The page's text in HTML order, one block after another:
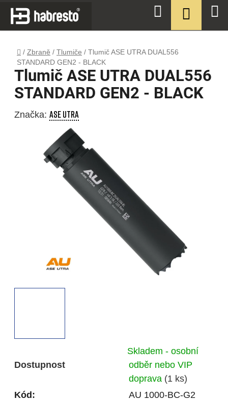
Přejít
obsah
Domů
/ Zbraně / Tlumiče / Tlumič ASE UTRA DUAL556
STANDARD GEN2 - BLACK
Dostupnost
Skladem - osobní
odběr nebo VIP
doprava (1 ks)
Kód:
AU 1000-BC-G2
Tlumič ASE UTRA DUAL556
STANDARD GEN2 - BLACK
Značka:ASE UTRA